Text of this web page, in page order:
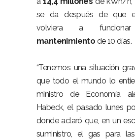
se da después de que
volviera a
mantenimiento de 10 días.
“Tenemos una situación
que todo el mundo lo
ministro de Economía
Habeck, el pasado lunes
donde aclaró que, en un
suministro, el gas para